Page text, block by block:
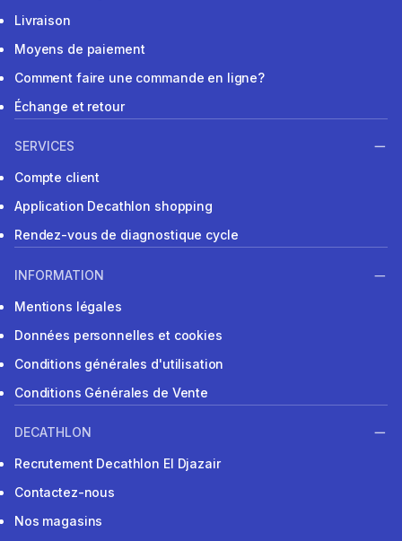
Livraison
Moyens de paiement
Comment faire une commande en ligne?
Échange et retour
SERVICES
Compte client
Application Decathlon shopping
Rendez-vous de diagnostique cycle
INFORMATION
Mentions légales
Données personnelles et cookies
Conditions générales d'utilisation
Conditions Générales de Vente
DECATHLON
Recrutement Decathlon El Djazair
Contactez-nous
Nos magasins